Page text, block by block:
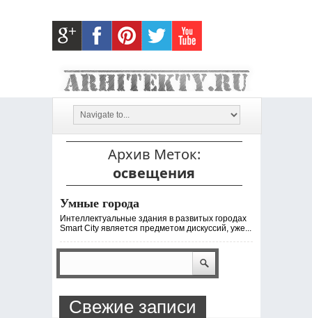
Архив Меток:
освещения
Умные города
Интеллектуальные здания в развитых городах
Smart City является предметом дискуссий, уже...
Свежие записи